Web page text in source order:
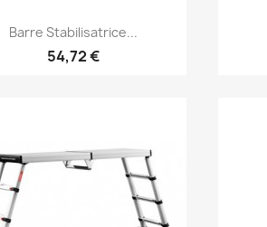
Aperçu rapide
Barre Stabilisatrice...
54,72 €